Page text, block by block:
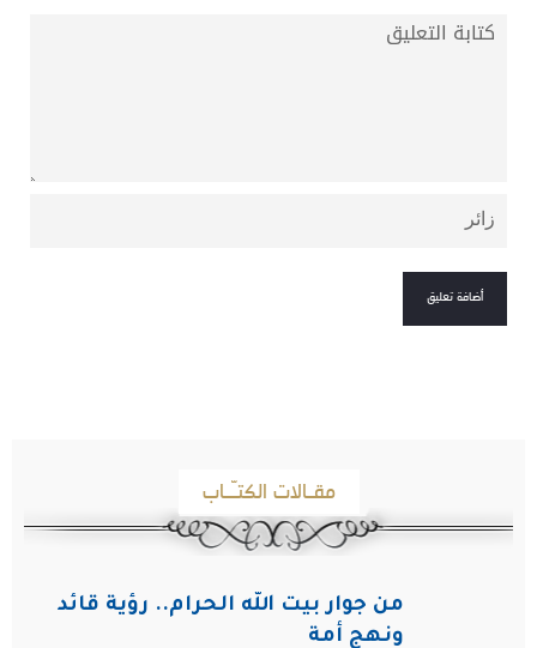
مقـالات الكتـّـاب
من جوار بيت الله الحرام.. رؤية قائد
ونهج أمة